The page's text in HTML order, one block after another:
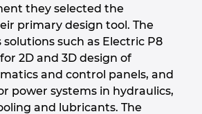
they selected the
primary design tool. The
such as Electric P8
2D and 3D design of
and control panels, and
power systems in hydraulics,
and lubricants. The